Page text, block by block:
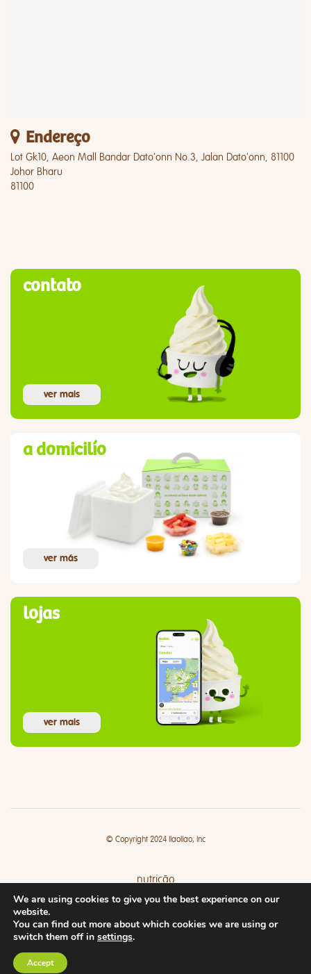
Endereço
Lot Gk10, Aeon Mall Bandar Dato'onn No.3, Jalan Dato'onn, 81100
Johor Bharu
81100
contato
ver mais
a domicilío
ver más
lojas
ver mais
© Copyright 2024 llaollao, Inc
nutrição
lojas
We are using cookies to give you the best experience on our
website.
You can find out more about which cookies we are using or
switch them off in settings.
Accept